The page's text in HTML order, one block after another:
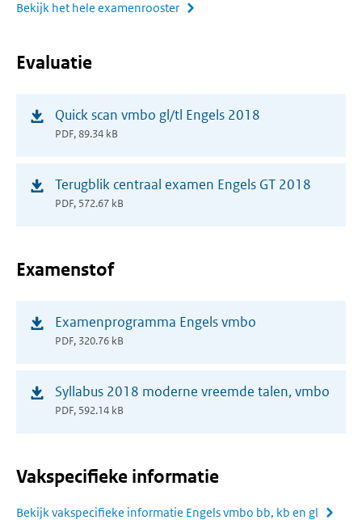
Bekijk het hele examenrooster
Evaluatie
Quick scan vmbo gl/tl Engels 2018
PDF, 89.34 kB
Terugblik centraal examen Engels GT 2018
PDF, 572.67 kB
Examenstof
Examenprogramma Engels vmbo
PDF, 320.76 kB
Syllabus 2018 moderne vreemde talen, vmbo
PDF, 592.14 kB
Vakspecifieke informatie
Bekijk vakspecifieke informatie Engels vmbo bb, kb en gl